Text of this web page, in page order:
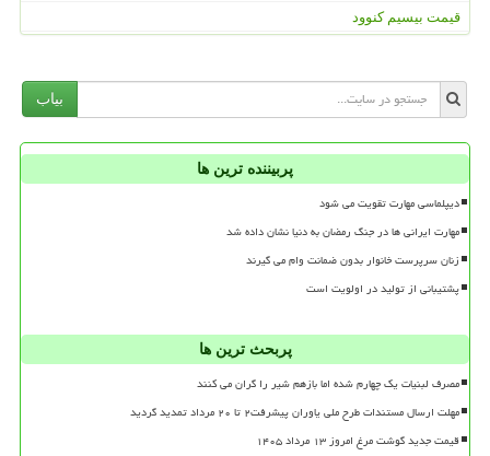
قیمت بیسیم کنوود
بیاب
پربیننده ترین ها
دیپلماسی مهارت تقویت می شود
مهارت ایرانی ها در جنگ رمضان به دنیا نشان داده شد
زنان سرپرست خانوار بدون ضمانت وام می گیرند
پشتیبانی از تولید در اولویت است
پربحث ترین ها
مصرف لبنیات یک چهارم شده اما بازهم شیر را گران می کنند
مهلت ارسال مستندات طرح ملی یاوران پیشرفت۲ تا ۲۰ مرداد تمدید گردید
قیمت جدید گوشت مرغ امروز ۱۳ مرداد ۱۴۰۵